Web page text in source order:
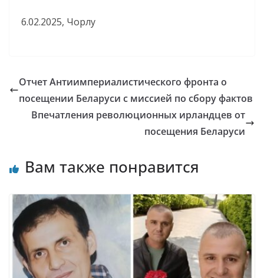
6.02.2025, Чорлу
Отчет Антиимпериалистического фронта о
посещении Беларуси с миссией по сбору фактов
Впечатления революционных ирландцев от
посещения Беларуси
Вам также понравится